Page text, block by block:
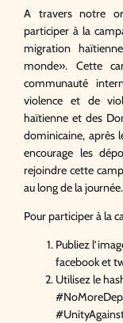
A travers notre
participer à la
migration
monde». Cette
communauté
violence et de
haïtienne et des
dominicaine, après
encourage les
rejoindre cette
au long de la journée.
Pour participer à la
Publiez
facebook et
Utilisez le